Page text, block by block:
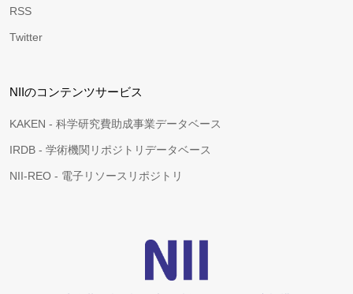
RSS
Twitter
NIIのコンテンツサービス
KAKEN - 科学研究費助成事業データベース
IRDB - 学術機関リポジトリデータベース
NII-REO - 電子リソースリポジトリ